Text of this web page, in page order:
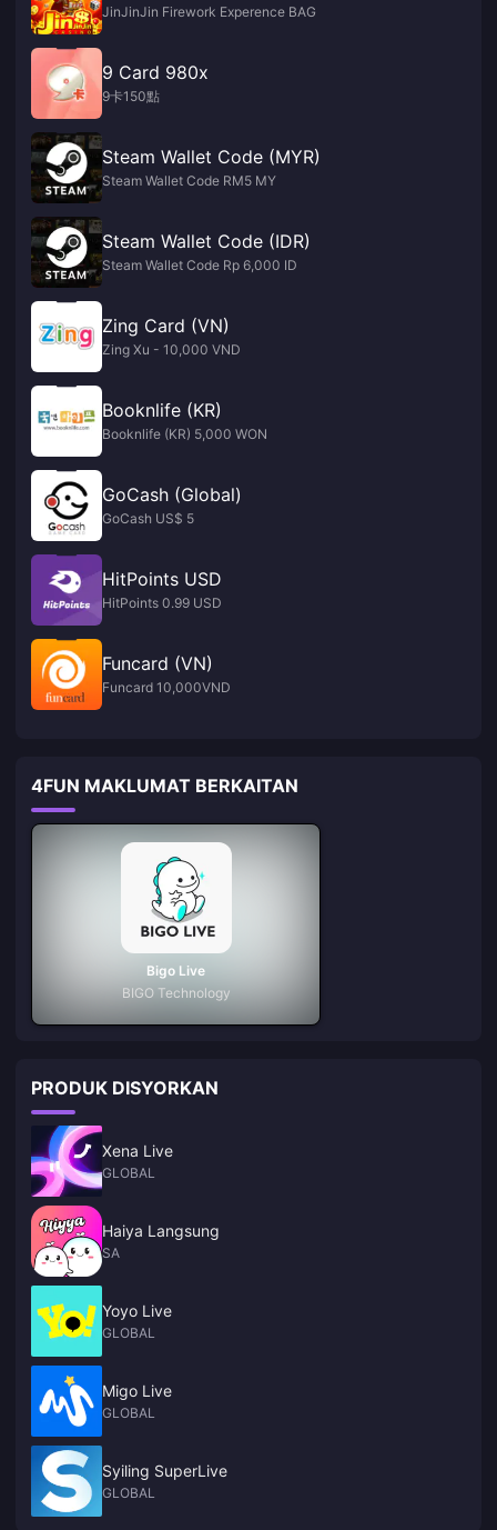
JinJinJin Firework Experence BAG
9 Card 980x
9卡150點
Steam Wallet Code (MYR)
Steam Wallet Code RM5 MY
Steam Wallet Code (IDR)
Steam Wallet Code Rp 6,000 ID
Zing Card (VN)
Zing Xu - 10,000 VND
Booknlife (KR)
Booknlife (KR) 5,000 WON
GoCash (Global)
GoCash US$ 5
HitPoints USD
HitPoints 0.99 USD
Funcard (VN)
Funcard 10,000VND
4FUN MAKLUMAT BERKAITAN
Bigo Live
BIGO Technology
PRODUK DISYORKAN
Xena Live
GLOBAL
Haiya Langsung
SA
Yoyo Live
GLOBAL
Migo Live
GLOBAL
Syiling SuperLive
GLOBAL